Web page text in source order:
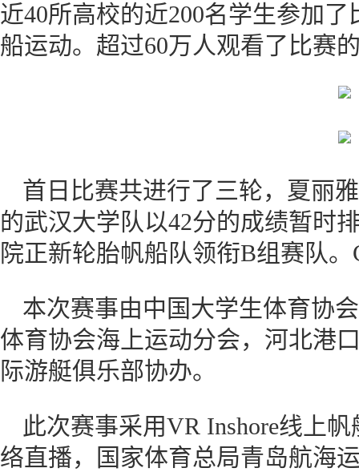
近40所高校的近200名学生参加
船运动。超过60万人观看了比赛
首日比赛共进行了三轮，夏丽
的武汉大学队以42分的成绩暂时
院正新轮胎帆船队领衔B组赛队
本次赛事由中国大学生体育协
体育协会海上运动分会，河北港
际游艇俱乐部协办。
此次赛事采用VR Inshore线上
络直播，国家体育总局青岛航海